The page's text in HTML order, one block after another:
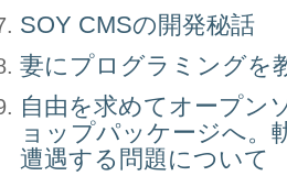
SOY CMSの開発秘話
妻にプログラミングを
自由を求めてオープン
ョップパッケージへ。
遭遇する問題について